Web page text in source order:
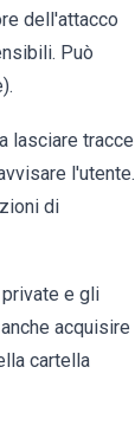
dell'attacco
Può
lasciare tracce
l'utente.
di
e gli
acquisire
cartella